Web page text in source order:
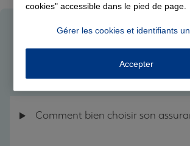
Questions
assurances
Comment bien choisir son
cookies" accessible dans le pied de page.
Gérer les cookies et identifiants
Accepter